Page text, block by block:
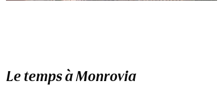
Le temps à Monrovia